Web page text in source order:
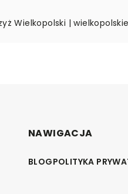
Wielkopolski | wielkopolskie
NAWIGACJA
BLOGPOLITYKA